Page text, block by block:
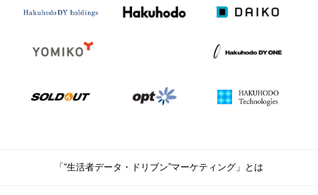
「“生活者データ・ドリブン”マーケティング」とは